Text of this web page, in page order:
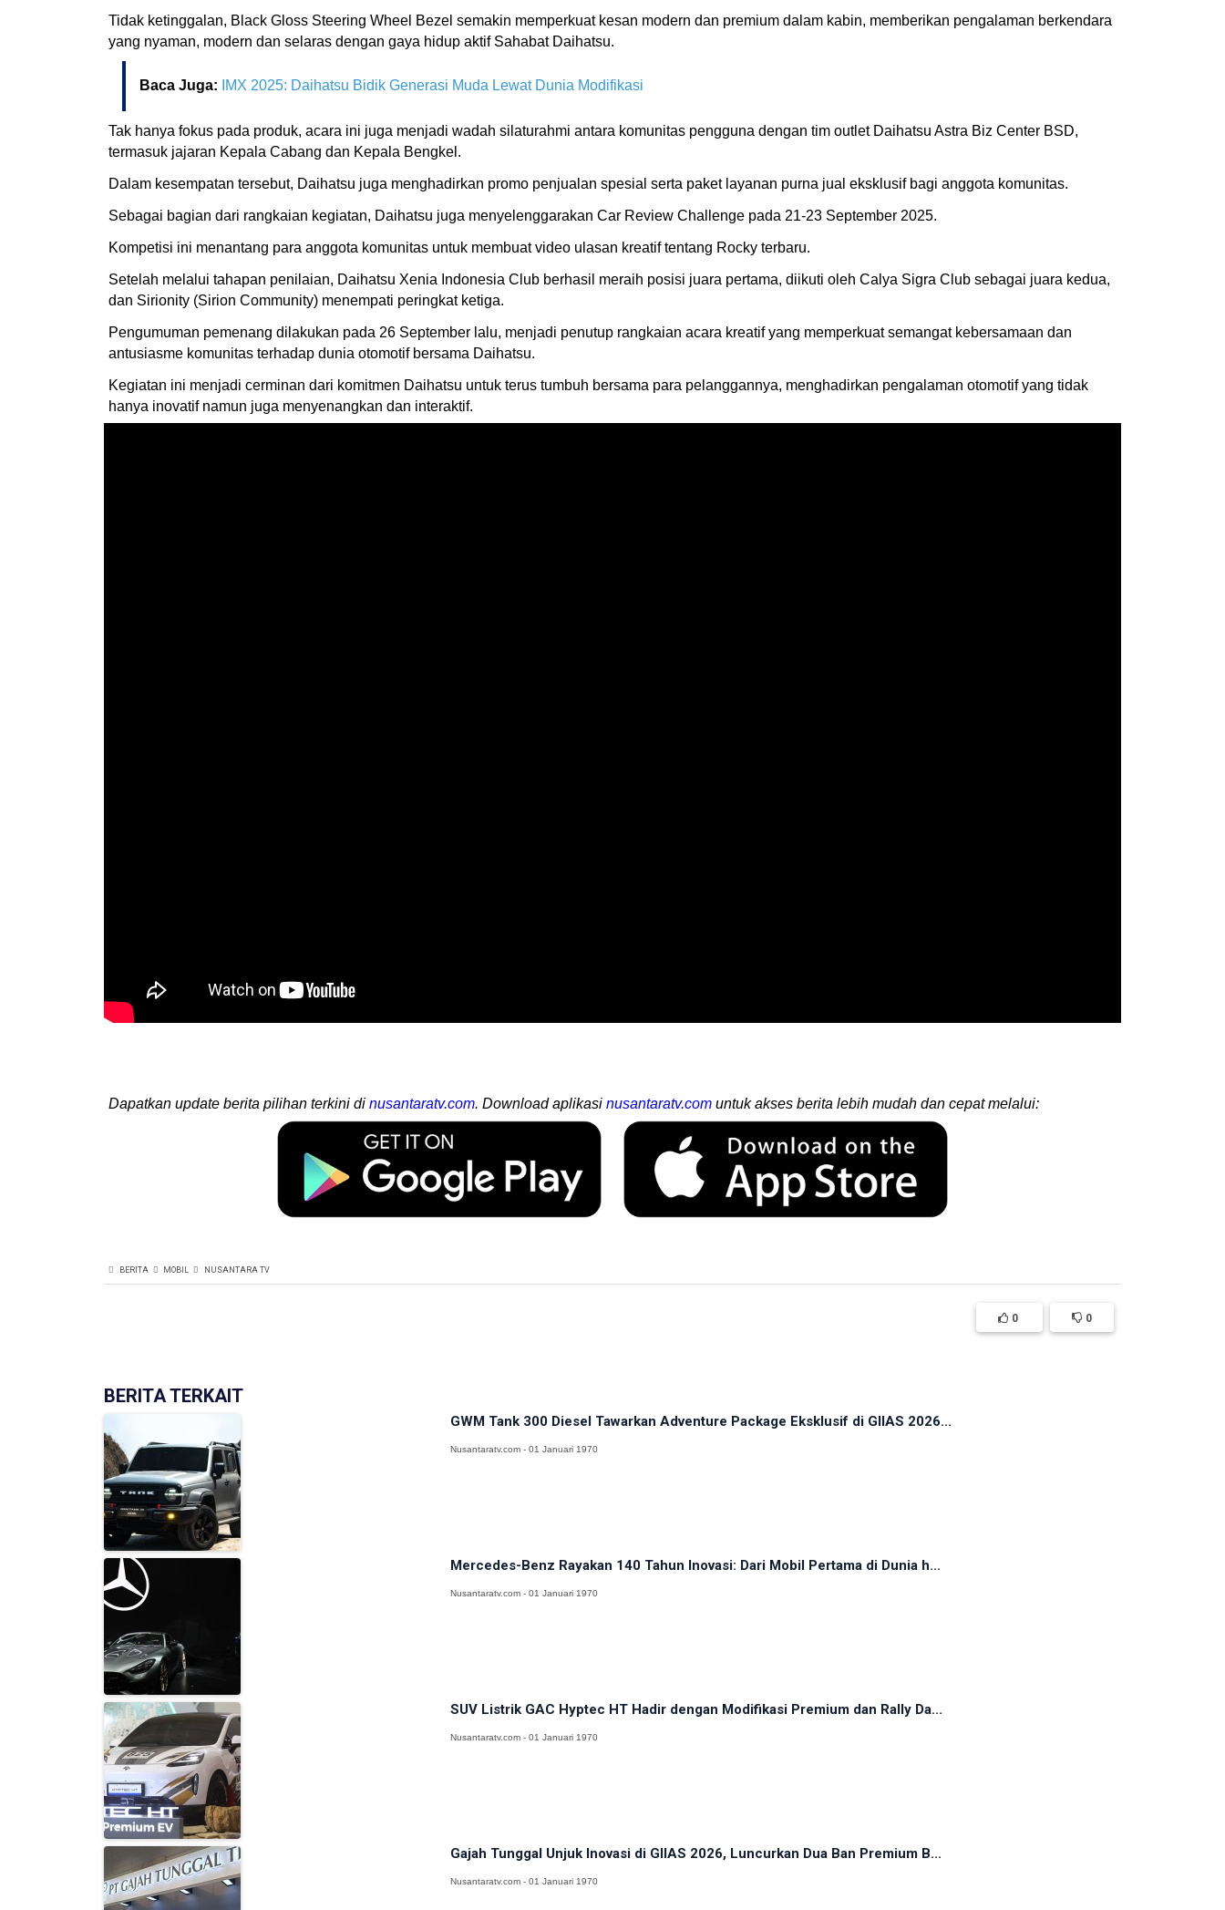
Tidak ketinggalan, Black Gloss Steering Wheel Bezel semakin memperkuat kesan modern dan premium dalam kabin, memberikan pengalaman berkendara
yang nyaman, modern dan selaras dengan gaya hidup aktif Sahabat Daihatsu.
Baca Juga: IMX 2025: Daihatsu Bidik Generasi Muda Lewat Dunia Modifikasi
Tak hanya fokus pada produk, acara ini juga menjadi wadah silaturahmi antara komunitas pengguna dengan tim outlet Daihatsu Astra Biz Center BSD,
termasuk jajaran Kepala Cabang dan Kepala Bengkel.
Dalam kesempatan tersebut, Daihatsu juga menghadirkan promo penjualan spesial serta paket layanan purna jual eksklusif bagi anggota komunitas.
Sebagai bagian dari rangkaian kegiatan, Daihatsu juga menyelenggarakan Car Review Challenge pada 21-23 September 2025.
Kompetisi ini menantang para anggota komunitas untuk membuat video ulasan kreatif tentang Rocky terbaru.
Setelah melalui tahapan penilaian, Daihatsu Xenia Indonesia Club berhasil meraih posisi juara pertama, diikuti oleh Calya Sigra Club sebagai juara kedua,
dan Sirionity (Sirion Community) menempati peringkat ketiga.
Pengumuman pemenang dilakukan pada 26 September lalu, menjadi penutup rangkaian acara kreatif yang memperkuat semangat kebersamaan dan
antusiasme komunitas terhadap dunia otomotif bersama Daihatsu.
Kegiatan ini menjadi cerminan dari komitmen Daihatsu untuk terus tumbuh bersama para pelanggannya, menghadirkan pengalaman otomotif yang tidak
hanya inovatif namun juga menyenangkan dan interaktif.
Dapatkan update berita pilihan terkini di nusantaratv.com. Download aplikasi nusantaratv.com untuk akses berita lebih mudah dan cepat melalui:
BERITA MOBIL NUSANTARA TV
0 0
BERITA TERKAIT
GWM Tank 300 Diesel Tawarkan Adventure Package Eksklusif di GIIAS 2026...
Nusantaratv.com - 01 Januari 1970
Mercedes-Benz Rayakan 140 Tahun Inovasi: Dari Mobil Pertama di Dunia h...
Nusantaratv.com - 01 Januari 1970
SUV Listrik GAC Hyptec HT Hadir dengan Modifikasi Premium dan Rally Da...
Nusantaratv.com - 01 Januari 1970
Gajah Tunggal Unjuk Inovasi di GIIAS 2026, Luncurkan Dua Ban Premium B...
Nusantaratv.com - 01 Januari 1970